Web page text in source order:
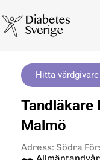
Hitta vårdgivare
Tandläkare
Malmö
Adress: Södra